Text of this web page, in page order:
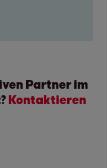
Partner im
Kontaktieren